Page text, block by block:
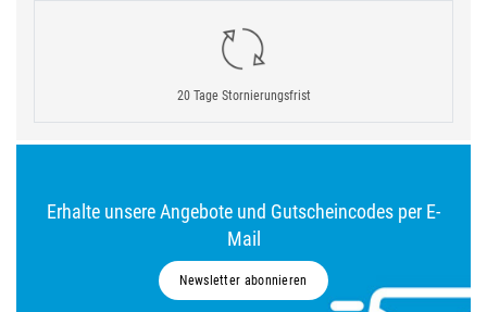
20 Tage Stornierungsfrist
Erhalte unsere Angebote und Gutscheincodes per E-
Mail
Newsletter abonnieren